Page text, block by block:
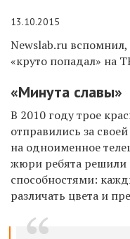
13.10.2015
Newslab.ru
«круто попадал» на
«Минута славы»
В 2010 году трое
отправились за
на одноименное
жюри ребята
способностями:
различать цвета и